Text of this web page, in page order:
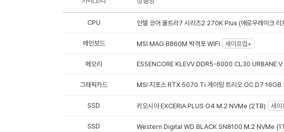
CPU 인텔 코어 울트라7 시리즈2 270K Plus (애로우레이크 리
메인보드 MSI MAG B860M 박격포 WIFI 세이프업+
메모리 ESSENCORE KLEVV DDR5-6000 CL30 URBANE
그래픽카드 MSI 지포스 RTX 5070 Ti 게이밍 트리오 OC D7 16GB
SSD 키오시아 EXCERIA PLUS G4 M.2 NVMe (2TB) 세이
SSD Western Digital WD BLACK SN8100 M.2 NVMe